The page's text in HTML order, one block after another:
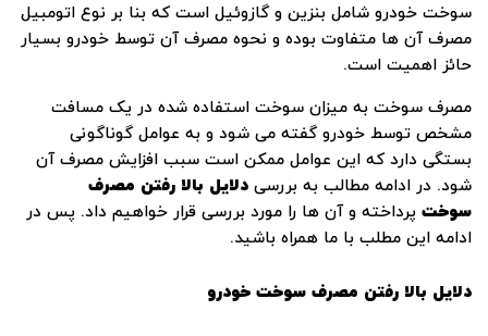
سوخت خودرو شامل بنزین و گازوئیل است که بنا بر نوع اتومبیل‌
مصرف آن‌ ها متفاوت بوده و نحوه مصرف آن توسط خودرو بسیار
حائز اهمیت است.
مصرف سوخت به میزان سوخت استفاده‌ شده در یک مسافت
مشخص توسط خودرو گفته می ‌شود و به عوامل گوناگونی
بستگی دارد که این عوامل ممکن است سبب افزایش مصرف آن
شود. در ادامه مطالب به بررسی دلایل بالا رفتن مصرف
سوخت پرداخته و آن ‌ها را مورد بررسی قرار خواهیم داد. پس در
ادامه این مطلب با ما همراه باشید.
دلایل بالا رفتن مصرف سوخت خودرو